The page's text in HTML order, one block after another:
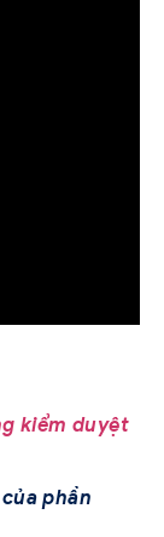
kiểm duyệt
phần